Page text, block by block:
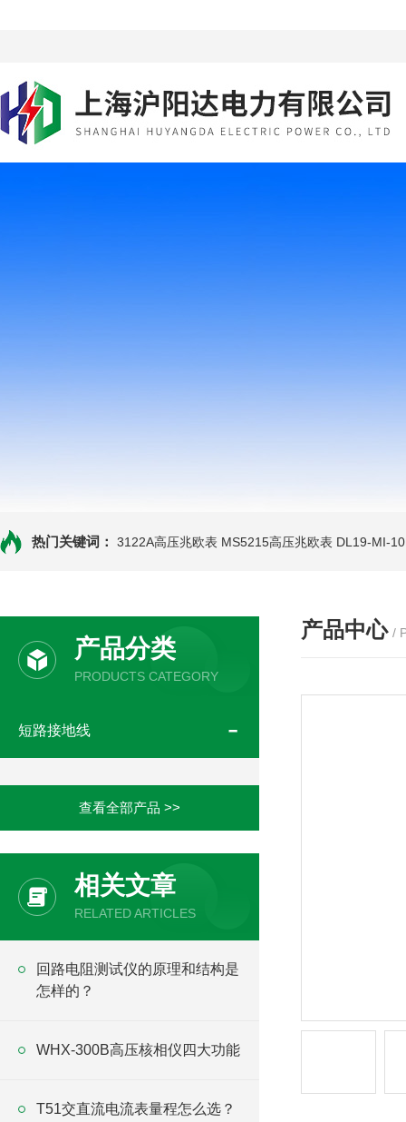
热门关键词： 3122A高压兆欧表 MS5215高压兆欧表 DL19-MI-
产品分类
PRODUCTS CATEGORY
短路接地线
查看全部产品 >>
相关文章
RELATED ARTICLES
回路电阻测试仪的原理和结构是
怎样的？
WHX-300B高压核相仪四大功能
T51交直流电流表量程怎么选？
产品中心 /